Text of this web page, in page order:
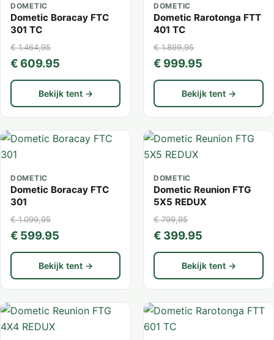
DOMETIC
Dometic Boracay FTC
301 TC
€ 1.464,95
€ 609.95
Bekijk tent →
DOMETIC
Dometic Rarotonga FTT
401 TC
€ 1.899,95
€ 999.95
Bekijk tent →
DOMETIC
Dometic Boracay FTC
301
€ 1.099,95
€ 599.95
Bekijk tent →
DOMETIC
Dometic Reunion FTG
5X5 REDUX
€ 799,95
€ 399.95
Bekijk tent →